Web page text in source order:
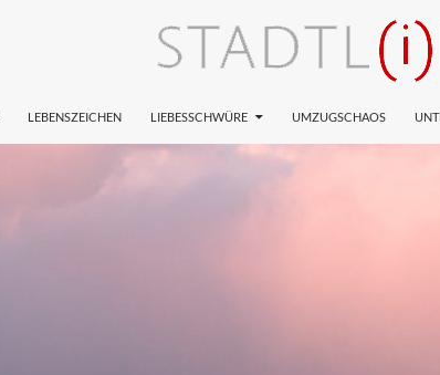
LEBENSZEICHEN LIEBESSCHWÜRE UMZUGSCHAOS